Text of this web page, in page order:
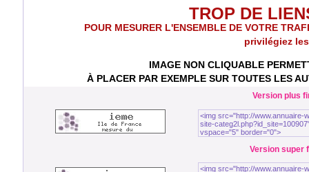
TROP DE
POUR MESURER L'ENSEMBLE DE VOTRE
privilégiez
IMAGE NON CLIQUABLE
À PLACER PAR EXEMPLE SUR TOUTES LES
Version plus
Version super